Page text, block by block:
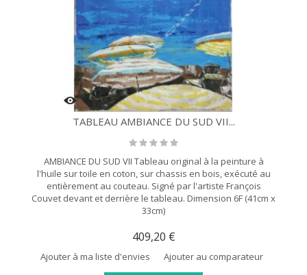
TABLEAU AMBIANCE DU SUD VII...
AMBIANCE DU SUD VII Tableau original à la peinture à
l'huile sur toile en coton, sur chassis en bois, exécuté au
entièrement au couteau. Signé par l'artiste François
Couvet devant et derrière le tableau. Dimension 6F (41cm x
33cm)
409,20 €
Ajouter à ma liste d'envies Ajouter au comparateur